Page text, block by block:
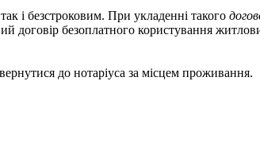
і безстроковим. При укладенні такого
договір безоплатного користування
до нотаріуса за місцем проживання.